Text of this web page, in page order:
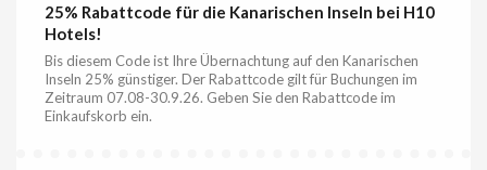
25% Rabattcode für die Kanarischen Inseln bei H10
Hotels!
Bis diesem Code ist Ihre Übernachtung auf den Kanarischen
Inseln 25% günstiger. Der Rabattcode gilt für Buchungen im
Zeitraum 07.08-30.9.26. Geben Sie den Rabattcode im
Einkaufskorb ein.